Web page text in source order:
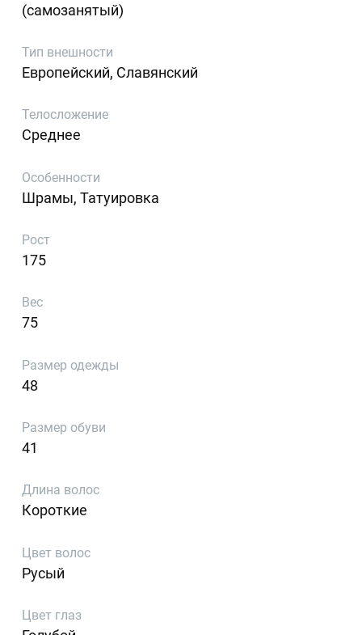
(самозанятый)
Тип внешности
Европейский, Славянский
Телосложение
Среднее
Особенности
Шрамы, Татуировка
Рост
175
Вес
75
Размер одежды
48
Размер обуви
41
Длина волос
Короткие
Цвет волос
Русый
Цвет глаз